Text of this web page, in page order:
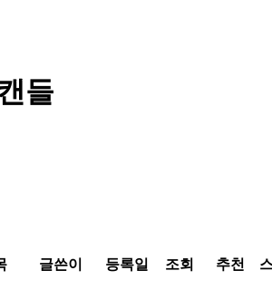
들
글쓴이 등록일 조회 추천